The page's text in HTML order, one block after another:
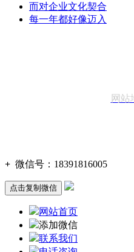
而对企业文化契合
每一年都好像迈入
网站
+ 微信号： 18391816005
点击复制微信
网站首页
添加微信
联系我们